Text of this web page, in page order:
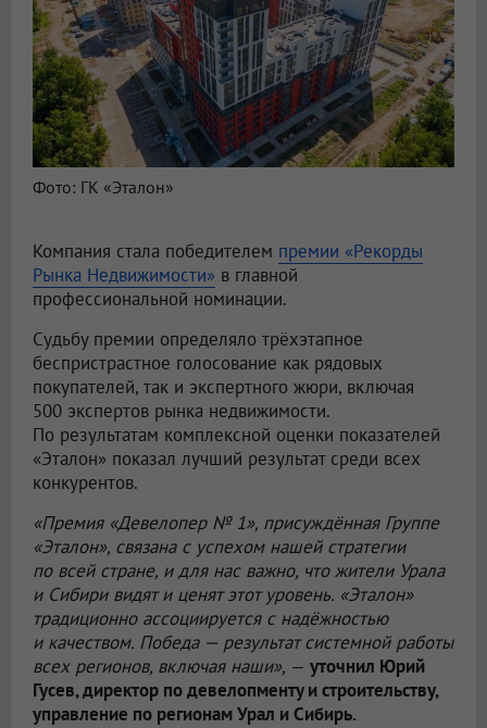
Фото: ГК «Эталон»
Компания стала победителем премии «Рекорды
Рынка Недвижимости» в главной
профессиональной номинации.
Судьбу премии определяло трёхэтапное
беспристрастное голосование как рядовых
покупателей, так и экспертного жюри, включая
500 экспертов рынка недвижимости.
По результатам комплексной оценки показателей
«Эталон» показал лучший результат среди всех
конкурентов.
«Премия «Девелопер № 1», присуждённая Группе
«Эталон», связана с успехом нашей стратегии
по всей стране, и для нас важно, что жители Урала
и Сибири видят и ценят этот уровень. «Эталон»
традиционно ассоциируется с надёжностью
и качеством. Победа — результат системной работы
всех регионов, включая наши», — уточнил Юрий
Гусев, директор по девелопменту и строительству,
управление по регионам Урал и Сибирь.